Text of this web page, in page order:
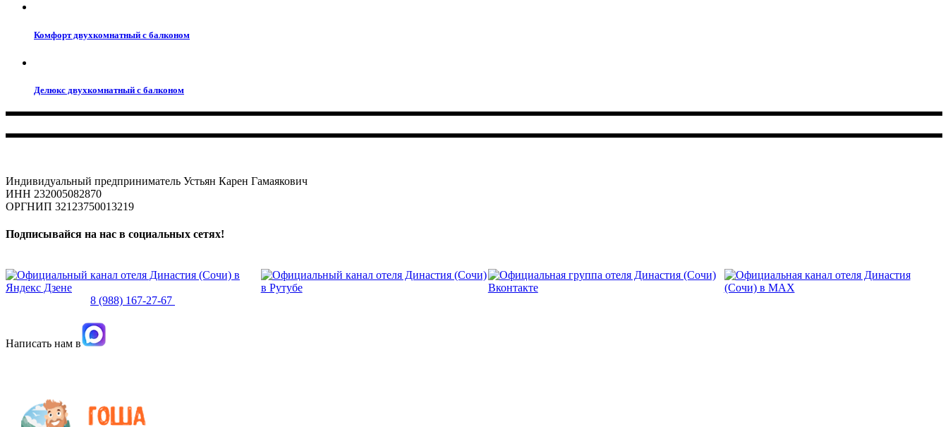
Комфорт двухкомнатный с балконом
Делюкс двухкомнатный с балконом
Индивидуальный предприниматель Устьян Карен Гамаякович
ИНН 232005082870
ОРГНИП 32123750013219
Подписывайся на нас в социальных сетях!
8 (988) 167-27-67
Написать нам в